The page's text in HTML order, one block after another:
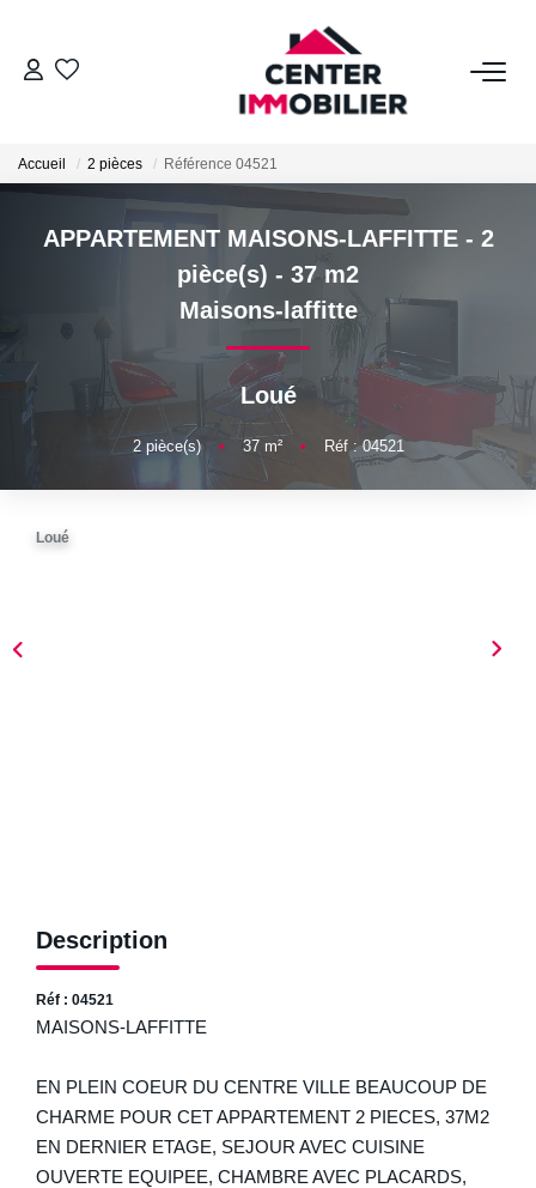
ACHETER
Calculettes Financières
LOUER
Nos Biens
Déposer Un Dossier
FAIRE GÉRER
Accueil 2 pièces Référence 04521
APPARTEMENT MAISONS-LAFFITTE - 2
pièce(s) - 37 m2
Maisons-laffitte
Loué
2pièce(s) • 37m² • Réf : 04521
Loué
Description
Réf : 04521
MAISONS-LAFFITTE
EN PLEIN COEUR DU CENTRE VILLE BEAUCOUP DE
CHARME POUR CET APPARTEMENT 2 PIECES, 37M2
EN DERNIER ETAGE, SEJOUR AVEC CUISINE
OUVERTE EQUIPEE, CHAMBRE AVEC PLACARDS,